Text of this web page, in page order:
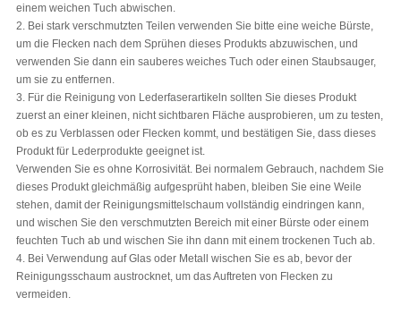
einem weichen Tuch abwischen.
2. Bei stark verschmutzten Teilen verwenden Sie bitte eine weiche Bürste,
um die Flecken nach dem Sprühen dieses Produkts abzuwischen, und
verwenden Sie dann ein sauberes weiches Tuch oder einen Staubsauger,
um sie zu entfernen.
3. Für die Reinigung von Lederfaserartikeln sollten Sie dieses Produkt
zuerst an einer kleinen, nicht sichtbaren Fläche ausprobieren, um zu testen,
ob es zu Verblassen oder Flecken kommt, und bestätigen Sie, dass dieses
Produkt für Lederprodukte geeignet ist.
Verwenden Sie es ohne Korrosivität. Bei normalem Gebrauch, nachdem Sie
dieses Produkt gleichmäßig aufgesprüht haben, bleiben Sie eine Weile
stehen, damit der Reinigungsmittelschaum vollständig eindringen kann,
und wischen Sie den verschmutzten Bereich mit einer Bürste oder einem
feuchten Tuch ab und wischen Sie ihn dann mit einem trockenen Tuch ab.
4. Bei Verwendung auf Glas oder Metall wischen Sie es ab, bevor der
Reinigungsschaum austrocknet, um das Auftreten von Flecken zu
vermeiden.